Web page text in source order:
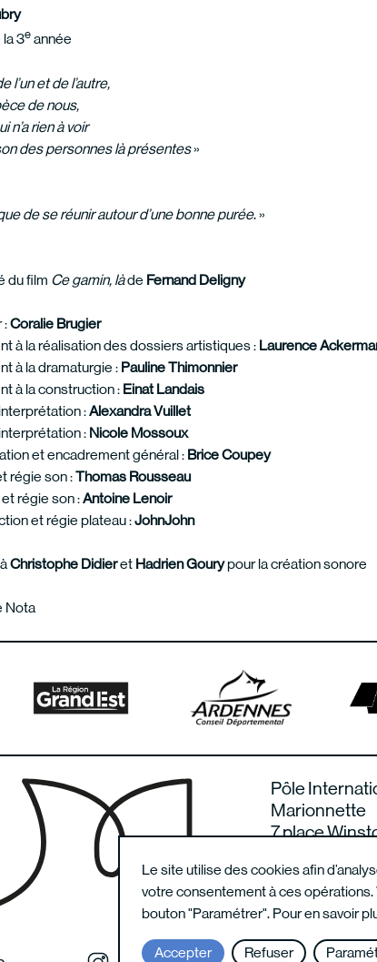
Le site utilise des cookies afin
votre consentement à ces
bouton "Paramétrer". Pour en savoir
Accepter Refuser
la 3e année
l’un et de l’autre,
de nous,
n’a rien à voir
des personnes là présentes»
de se réunir autour d’une bonne purée. »
du film Ce gamin, làde Fernand Deligny
:Coralie Brugier
à la réalisation des dossiers artistiques : Laurence
à la dramaturgie : Pauline Thimonnier
à la construction : Einat Landais
:Alexandra Vuillet
: Nicole Mossoux
et encadrement général : Brice Coupey
régie son :Thomas Rousseau
régie son :Antoine Lenoir
et régie plateau :JohnJohn
Christophe Didieret Hadrien Gourypour la création sonore
Nota
Pôle
Marionnette
7 place
France